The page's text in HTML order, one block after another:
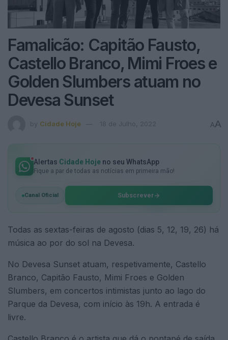
Famalicão: Capitão Fausto,
Castello Branco, Mimi Froes e
Golden Slumbers atuam no
Devesa Sunset
by Cidade Hoje 18 de Julho, 2022 AA
Alertas Cidade Hoje no seu WhatsApp
Fique a par de todas as notícias em primeira mão!
Canal Oficial Subscrever
Todas as sextas-feiras de agosto (dias 5, 12, 19, 26) há
música ao por do sol na Devesa.
No Devesa Sunset atuam, respetivamente, Castello
Branco, Capitão Fausto, Mimi Froes e Golden
Slumbers, em concertos intimistas junto ao lago do
Parque da Devesa, com início às 19h. A entrada é
livre.